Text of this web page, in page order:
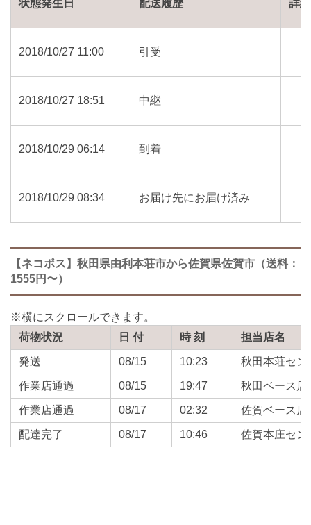
状態発生日 配送履歴 詳細
2018/10/27 11:00 引受
2018/10/27 18:51 中継
2018/10/29 06:14 到着
2018/10/29 08:34 お届け先にお届け済み
【ネコポス】秋田県由利本荘市から佐賀県佐賀市（送料：
1555円〜）
荷物状況 日 付 時 刻 担当店名
発送 08/15 10:23 秋田本荘セン
作業店通過 08/15 19:47 秋田ベース店
作業店通過 08/17 02:32 佐賀ベース店
配達完了 08/17 10:46 佐賀本庄セン